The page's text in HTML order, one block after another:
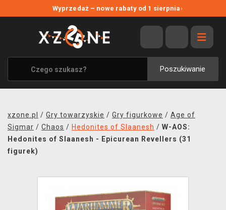
Wyprzedaż – nowe rabaty od 1 sierpnia›
Poszukiwanie
WYPRZEDAŻ
WSZYSTKIE MARKI
XZONE ORIGINALS
UBRANIA I AKCESORIA
SOUNDTRACKI
GRY TOWARZYSKIE
xzone.pl / Gry towarzyskie / Gry figurkowe / Age of
Sigmar / Chaos / Hedonites of Slaanesh / W-AOS:
Hedonites of Slaanesh - Epicurean Revellers (31
figurek)